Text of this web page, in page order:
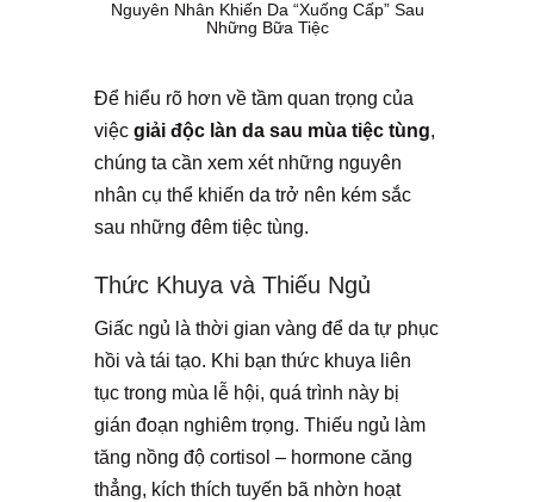
Nguyên Nhân Khiến Da “Xuống Cấp” Sau
Những Bữa Tiệc
Để hiểu rõ hơn về tầm quan trọng của
việc giải độc làn da sau mùa tiệc tùng,
chúng ta cần xem xét những nguyên
nhân cụ thể khiến da trở nên kém sắc
sau những đêm tiệc tùng.
Thức Khuya và Thiếu Ngủ
Giấc ngủ là thời gian vàng để da tự phục
hồi và tái tạo. Khi bạn thức khuya liên
tục trong mùa lễ hội, quá trình này bị
gián đoạn nghiêm trọng. Thiếu ngủ làm
tăng nồng độ cortisol – hormone căng
thẳng, kích thích tuyến bã nhờn hoạt